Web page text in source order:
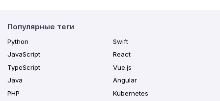
Популярные теги
Python
JavaScript
TypeScript
Java
PHP
Swift
React
Vue.js
Angular
Kubernetes